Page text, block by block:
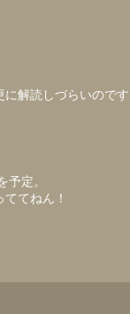
解読しづらいので
定。
てねん！